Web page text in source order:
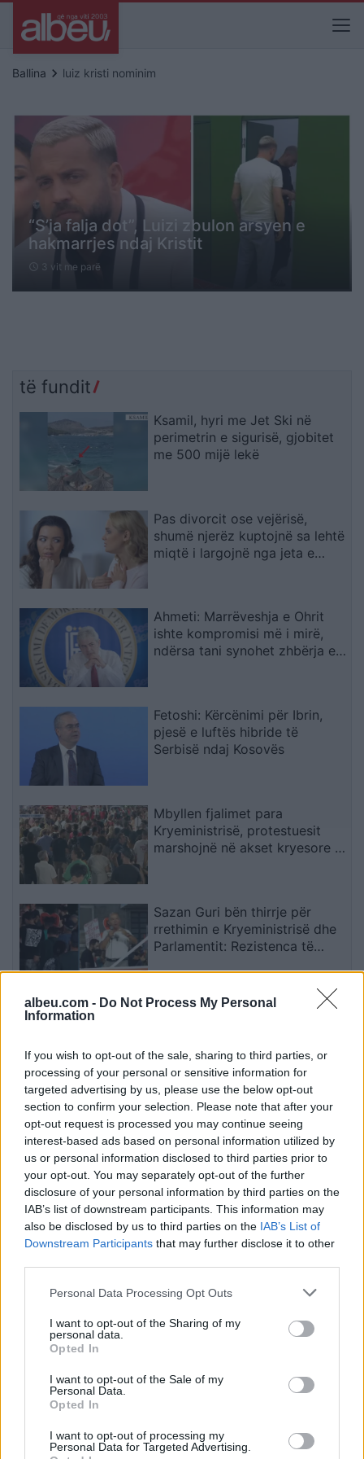
albeu.com - Do Not Process My Personal
Information
If you wish to opt-out of the sale, sharing to third parties, or
processing of your personal or sensitive information for
targeted advertising by us, please use the below opt-out
section to confirm your selection. Please note that after your
opt-out request is processed you may continue seeing
interest-based ads based on personal information utilized by
us or personal information disclosed to third parties prior to
your opt-out. You may separately opt-out of the further
disclosure of your personal information by third parties on the
IAB’s list of downstream participants. This information may
also be disclosed by us to third parties on the IAB’s List of
Downstream Participants that may further disclose it to other
Personal Data Processing Opt Outs
I want to opt-out of the Sharing of my
personal data.
Opted In
I want to opt-out of the Sale of my
Personal Data.
Opted In
I want to opt-out of processing my
Personal Data for Targeted Advertising.
Ballina keyboard_arrow_right luiz kristi nominim
“S’ja falja dot”, Luizi zbulon arsyen e
hakmarrjes ndaj Kristit
schedule 3 vit me parë
të fundit
Ksamil, hyri me Jet Ski në
perimetrin e sigurisë, gjobitet
me 500 mijë lekë
Pas divorcit ose vejërisë,
shumë njerëz kuptojnë sa lehtë
miqtë i largojnë nga jeta e
Ahmeti: Marrëveshja e Ohrit
ishte kompromisi më i mirë,
ndërsa tani synohet zhbërja e
Fetoshi: Kërcënimi për Ibrin,
pjesë e luftës hibride të
Serbisë ndaj Kosovës
Mbyllen fjalimet para
Kryeministrisë, protestuesit
marshojnë në akset kryesore të
Sazan Guri bën thirrje për
rrethimin e Kryeministrisë dhe
Parlamentit: Rezistenca të
Detyrimet mbajnë të bllokuar
Esim for Global
for Turkey|Esim for Germany|Esim for Greece |